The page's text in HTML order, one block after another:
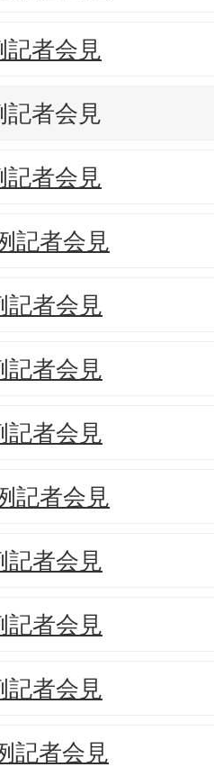
者会見
者会見
者会見
記者会見
者会見
者会見
者会見
記者会見
者会見
者会見
者会見
記者会見